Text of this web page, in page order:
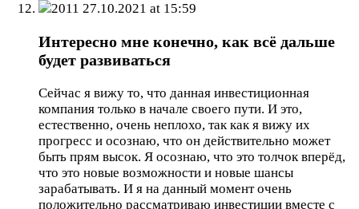
2011 27.10.2021 at 15:59
Интересно мне конечно, как всё дальше
будет развиваться
Сейчас я вижу то, что данная инвестиционная
компания только в начале своего пути. И это,
естественно, очень неплохо, так как я вижу их
прогресс и осознаю, что он действительно может
быть прям высок. Я осознаю, что это толчок вперёд,
что это новые возможности и новые шансы
зарабатывать. И я на данный момент очень
положительно рассматриваю инвестиции вместе с